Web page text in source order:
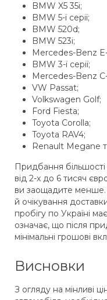
BMW X5 35i;
BMW 5-ї серії;
BMW 520d;
BMW 523i;
Mercedes-Benz
BMW 3-ї серії;
Mercedes-Benz
VW Passat;
Volkswagen Golf;
Ford Fiesta;
Toyota Corolla;
Toyota RAV4;
Renault Megane
Придбання
від 2-х до 6 тисяч
ви заощадите менше.
й очікування
пробігу по Україні
означає, що після
мінімальні грошові
Висновки
З огляду на мінливі